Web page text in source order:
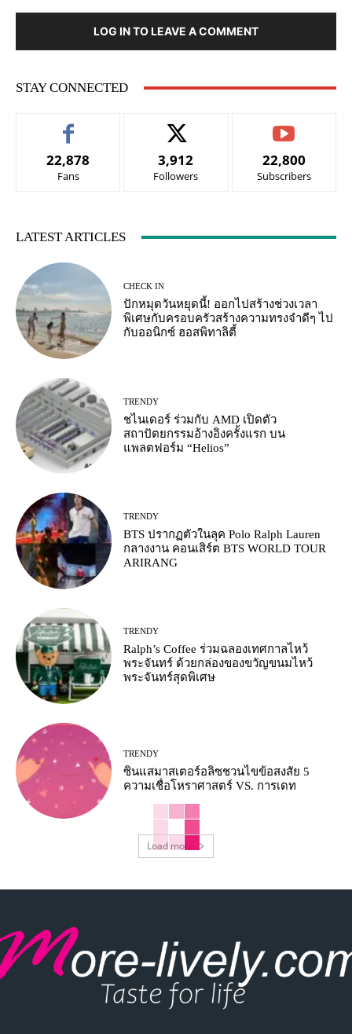
LOG IN TO LEAVE A COMMENT
STAY CONNECTED
22,878
Fans
3,912
Followers
22,800
Subscribers
LATEST ARTICLES
CHECK IN
ปักหมุดวันหยุดนี้! ออกไปสร้างช่วงเวลา
พิเศษกับครอบครัวสร้างความทรงจำดีๆ ไป
กับออนิกซ์ ฮอสพิทาลิตี้
TRENDY
ชไนเดอร์ ร่วมกับ AMD เปิดตัว
สถาปัตยกรรมอ้างอิงครั้งแรก บน
แพลตฟอร์ม “Helios”
TRENDY
BTS ปรากฏตัวในลุค Polo Ralph Lauren
กลางงาน คอนเสิร์ต BTS WORLD TOUR
ARIRANG
TRENDY
Ralph’s Coffee ร่วมฉลองเทศกาลไหว้
พระจันทร์ ด้วยกล่องของขวัญขนมไหว้
พระจันทร์สุดพิเศษ
TRENDY
ซินแสมาสเตอร์อลิซชวนไขข้อสงสัย 5
ความเชื่อโหราศาสตร์ VS. การเดท
Load more